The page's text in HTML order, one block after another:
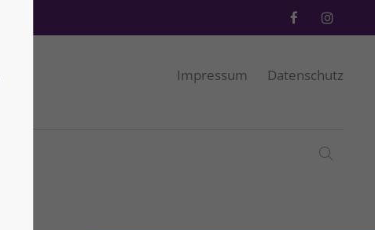
Impressum Datenschutz